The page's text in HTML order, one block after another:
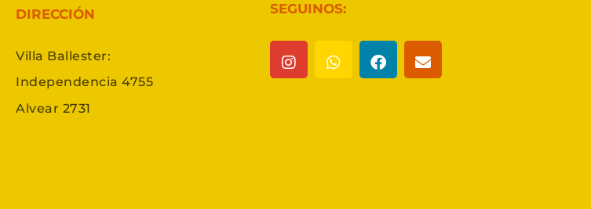
DIRECCIÓN
Villa Ballester:
Independencia 4755
Alvear 2731
SEGUINOS: